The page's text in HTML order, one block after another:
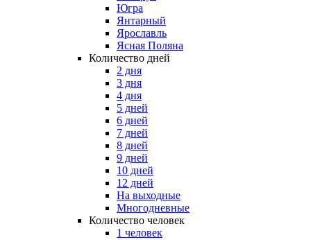
Югра
Янтарный
Ярославль
Ясная Поляна
Количество дней
2 дня
3 дня
4 дня
5 дней
6 дней
7 дней
8 дней
9 дней
10 дней
12 дней
На выходные
Многодневные
Количество человек
1 человек